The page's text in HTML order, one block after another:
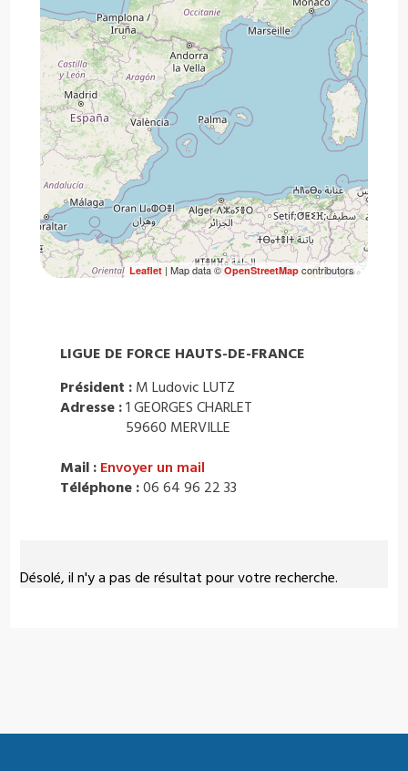
Désolé, il n'y a pas de résultat pour votre recherche.
Leaflet| Map data ©OpenStreetMapcontributors
LIGUE DE FORCE HAUTS-DE-FRANCE
Président : M Ludovic LUTZ
Adresse :1 GEORGES CHARLET
59660 MERVILLE
Mail : Envoyer un mail
Téléphone :06 64 96 22 33